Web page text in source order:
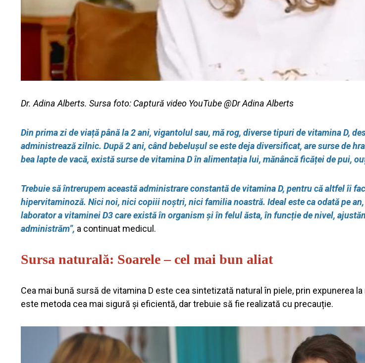
Dr. Adina Alberts. Sursa foto: Captură video YouTube @Dr Adina Alberts
Din prima zi de viață până la 2 ani, vigantolul sau, mă rog, diverse tipuri de vitamina D,
administrează zilnic. După 2 ani, când bebelușul se este deja diversificat, are surse de
bea lapte de vacă, există surse de vitamina D în alimentația lui, mănâncă ficăței de pui,
Trebuie să întrerupem această administrare constantă de vitamina D, pentru că altfel îi
hipervitaminoză. Nici noi, nici copiii noștri, nici familia noastră. Ideal este ca odată pe
laborator a vitaminei D3 care există în organism și în felul ăsta, în funcție de nivel,
administrăm”, a continuat medicul.
Sursa naturală: Soarele – cel mai bun aliat
Cea mai bună sursă de vitamina D este cea sintetizată natural în piele, prin expunerea
este metoda cea mai sigură și eficientă, dar trebuie să fie realizată cu precauție.